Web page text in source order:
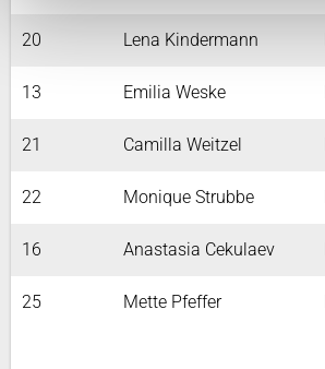
20 Lena Kindermann
13 Emilia Weske
21 Camilla Weitzel
22 Monique Strubbe
16 Anastasia Cekulaev
25 Mette Pfeffer